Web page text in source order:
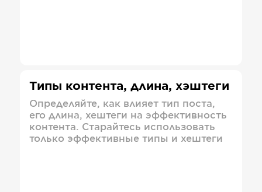
Типы контента, длина, хэштеги
Определяйте, как влияет тип поста,
его длина, хештеги на эффективность
контента. Старайтесь использовать
только эффективные типы и хештеги